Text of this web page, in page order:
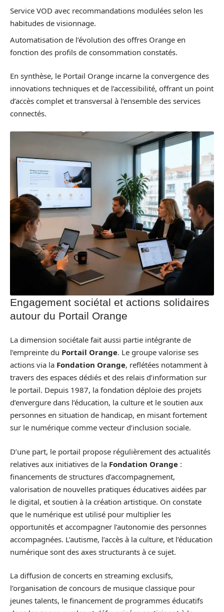
Service VOD avec recommandations modulées selon les
habitudes de visionnage.
Automatisation de l’évolution des offres Orange en
fonction des profils de consommation constatés.
En synthèse, le Portail Orange incarne la convergence des
innovations techniques et de l’accessibilité, offrant un point
d’accès complet et transversal à l’ensemble des services
connectés.
Engagement sociétal et actions solidaires
autour du Portail Orange
La dimension sociétale fait aussi partie intégrante de
l’empreinte du Portail Orange. Le groupe valorise ses
actions via la Fondation Orange, reflétées notamment à
travers des espaces dédiés et des relais d’information sur
le portail. Depuis 1987, la fondation déploie des projets
d’envergure dans l’éducation, la culture et le soutien aux
personnes en situation de handicap, en misant fortement
sur le numérique comme vecteur d’inclusion sociale.
D’une part, le portail propose régulièrement des actualités
relatives aux initiatives de la Fondation Orange :
financements de structures d’accompagnement,
valorisation de nouvelles pratiques éducatives aidées par
le digital, et soutien à la création artistique. On constate
que le numérique est utilisé pour multiplier les
opportunités et accompagner l’autonomie des personnes
accompagnées. L’autisme, l’accès à la culture, et l’éducation
numérique sont des axes structurants à ce sujet.
La diffusion de concerts en streaming exclusifs,
l’organisation de concours de musique classique pour
jeunes talents, le financement de programmes éducatifs